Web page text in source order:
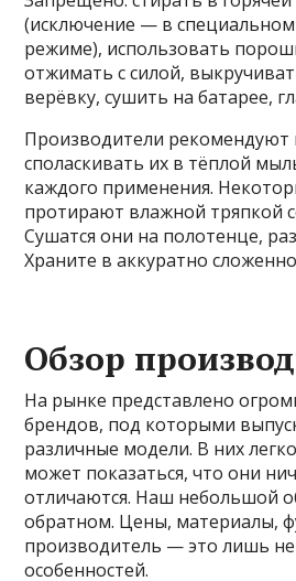
(исключение — в специальном
режиме), использовать
отжимать с силой,
верёвку, сушить на батарее,
Производители рекомендуют
споласкивать их в тёплой
каждого применения.
протирают влажной тряпкой
Сушатся они на полотенце,
Храните в аккуратно
Обзор
На рынке представлено
брендов, под которыми
различные модели. В них
может показаться, что они
отличаются. Наш небольшой
обратном. Цены, материалы,
производитель — это лишь
особенностей.